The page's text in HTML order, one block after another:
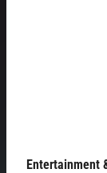
Entertainment